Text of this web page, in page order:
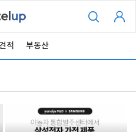
적 부동산